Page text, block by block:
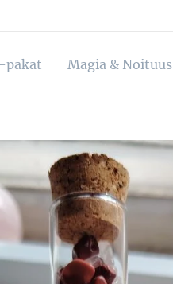
pakat Magia & Noituus